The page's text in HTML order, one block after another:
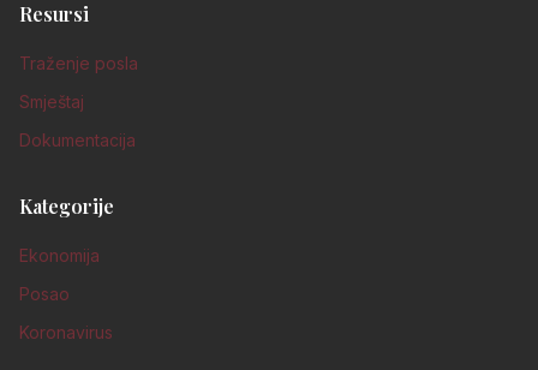
Resursi
Traženje posla
Smještaj
Dokumentacija
Kategorije
Ekonomija
Posao
Koronavirus